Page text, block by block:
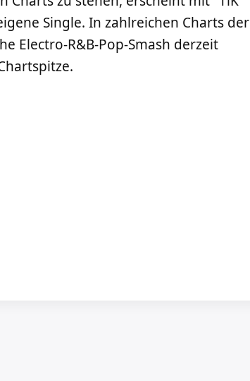
Single. In zahlreichen Charts der
Electro-R&B-Pop-Smash derzeit